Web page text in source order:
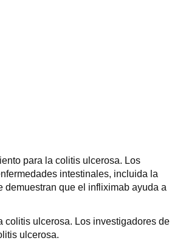
para la colitis ulcerosa. Los
intestinales, incluida la
demuestran que el infliximab ayuda a
colitis ulcerosa. Los investigadores de
ulcerosa.